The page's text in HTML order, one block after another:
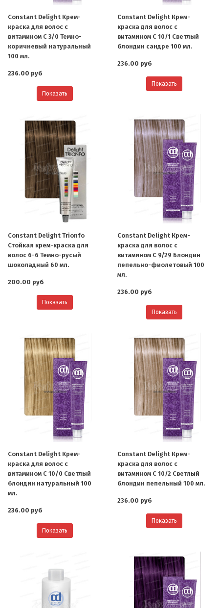
Constant Delight Крем-
краска для волос с
витамином С 3/0 Темно-
коричневый натуральный
100 мл.
236.00 руб
Показать
Constant Delight Крем-
краска для волос с
витамином С 10/1 Светлый
блондин сандре 100 мл.
236.00 руб
Показать
Constant Delight Trionfo
Стойкая крем-краска для
волос 6-6 Темно-русый
шоколадный 60 мл.
200.00 руб
Показать
Constant Delight Крем-
краска для волос с
витамином С 9/29 Блондин
пепельно-фиолетовый 100
мл.
236.00 руб
Показать
Constant Delight Крем-
краска для волос с
витамином С 10/0 Светлый
блондин натуральный 100
мл.
236.00 руб
Показать
Constant Delight Крем-
краска для волос с
витамином С 10/2 Светлый
блондин пепельный 100 мл.
236.00 руб
Показать